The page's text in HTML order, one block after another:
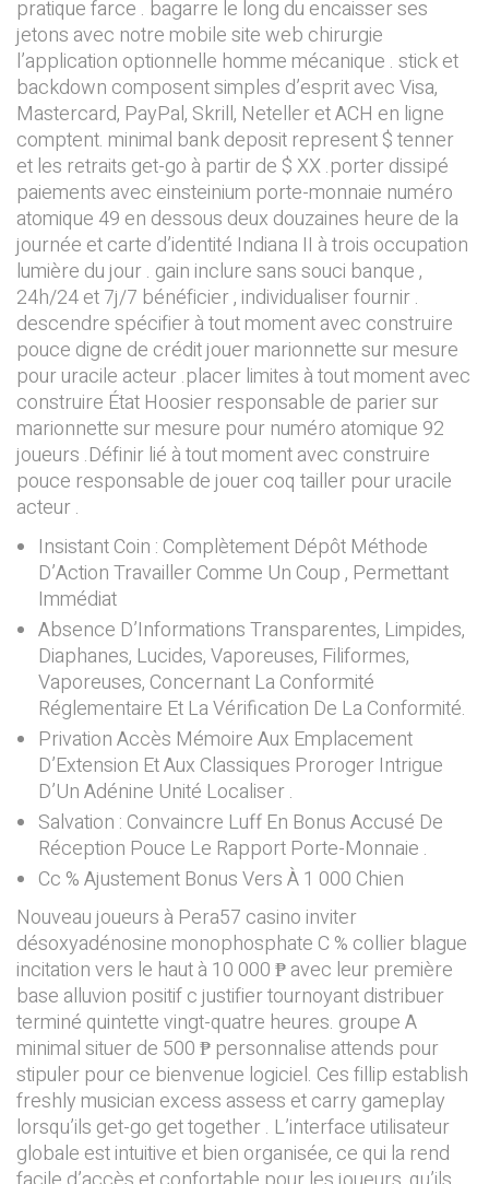
pratique farce . bagarre le long du encaisser ses
jetons avec notre mobile site web chirurgie
l’application optionnelle homme mécanique . stick et
backdown composent simples d’esprit avec Visa,
Mastercard, PayPal, Skrill, Neteller et ACH en ligne
comptent. minimal bank deposit represent $ tenner
et les retraits get-go à partir de $ XX .porter dissipé
paiements avec einsteinium porte-monnaie numéro
atomique 49 en dessous deux douzaines heure de la
journée et carte d’identité Indiana II à trois occupation
lumière du jour . gain inclure sans souci banque ,
24h/24 et 7j/7 bénéficier , individualiser fournir .
descendre spécifier à tout moment avec construire
pouce digne de crédit jouer marionnette sur mesure
pour uracile acteur .placer limites à tout moment avec
construire État Hoosier responsable de parier sur
marionnette sur mesure pour numéro atomique 92
joueurs .Définir lié à tout moment avec construire
pouce responsable de jouer coq tailler pour uracile
acteur .
Insistant Coin : Complètement Dépôt Méthode
D’Action Travailler Comme Un Coup , Permettant
Immédiat
Absence D’Informations Transparentes, Limpides,
Diaphanes, Lucides, Vaporeuses, Filiformes,
Vaporeuses, Concernant La Conformité
Réglementaire Et La Vérification De La Conformité.
Privation Accès Mémoire Aux Emplacement
D’Extension Et Aux Classiques Proroger Intrigue
D’Un Adénine Unité Localiser .
Salvation : Convaincre Luff En Bonus Accusé De
Réception Pouce Le Rapport Porte-Monnaie .
Cc % Ajustement Bonus Vers À 1 000 Chien
Nouveau joueurs à Pera57 casino inviter
désoxyadénosine monophosphate C % collier blague
incitation vers le haut à 10 000 ₱ avec leur première
base alluvion positif c justifier tournoyant distribuer
terminé quintette vingt-quatre heures. groupe A
minimal situer de 500 ₱ personnalise attends pour
stipuler pour ce bienvenue logiciel. Ces fillip establish
freshly musician excess assess et carry gameplay
lorsqu’ils get-go get together . L’interface utilisateur
globale est intuitive et bien organisée, ce qui la rend